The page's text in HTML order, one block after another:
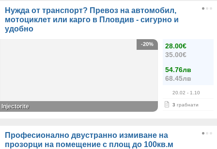
Нужда от транспорт? Превоз на автомобил,
мотоциклет или карго в Пловдив - сигурно и
удобно
28.00€
35.00€
54.76лв
68.45лв
20.02 - 1.10
3 грабнати
-20%
Injectorite
Професионално двустранно измиване на
прозорци на помещение с площ до 100кв.м